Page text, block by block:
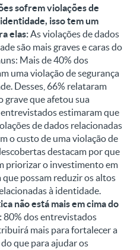
sofrem violações de
isso tem um
elas:As violações de dados
são mais graves e caras do
Mais de 40% dos
uma violação de segurança
Desses, 66% relataram
grave que afetou sua
estimaram que
de dados relacionadas
o custo de uma violação de
destacam por que
priorizar o investimento em
que possam reduzir os altos
à identidade.
não está mais em cima do
80% dos entrevistados
mais para fortalecer a
que para ajudar os